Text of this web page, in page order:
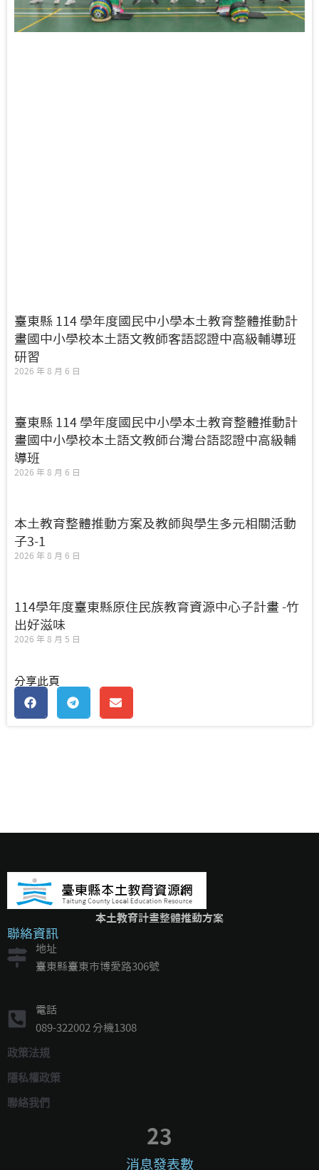
臺東縣 114 學年度國民中小學本土教育整體推動計
畫國中小學校本土語文教師客語認證中高級輔導班
研習
2026 年 8 月 6 日
臺東縣 114 學年度國民中小學本土教育整體推動計
畫國中小學校本土語文教師台灣台語認證中高級輔
導班
2026 年 8 月 6 日
本土教育整體推動方案及教師與學生多元相關活動
子3-1
2026 年 8 月 6 日
114學年度臺東縣原住民族教育資源中心子計畫 -竹
出好滋味
2026 年 8 月 5 日
分享此頁
本土教育計畫整體推動方案
聯絡資訊
地址
臺東縣臺東市博愛路306號
電話
089-322002 分機1308
政策法規
隱私權政策
聯絡我們
消息發表數
23